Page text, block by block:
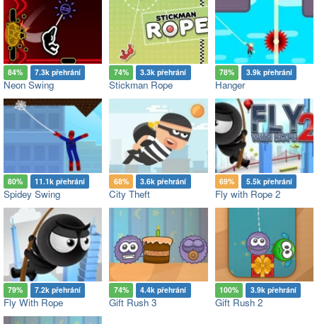
84% 7.3k přehrání
Neon Swing
74% 3.3k přehrání
Stickman Rope
78% 3.9k přehrání
Hanger
80% 11.1k přehrání
Spidey Swing
68% 3.6k přehrání
City Theft
69% 5.5k přehrání
Fly with Rope 2
79% 7.2k přehrání
Fly With Rope
74% 4.4k přehrání
Gift Rush 3
100% 3.9k přehrání
Gift Rush 2